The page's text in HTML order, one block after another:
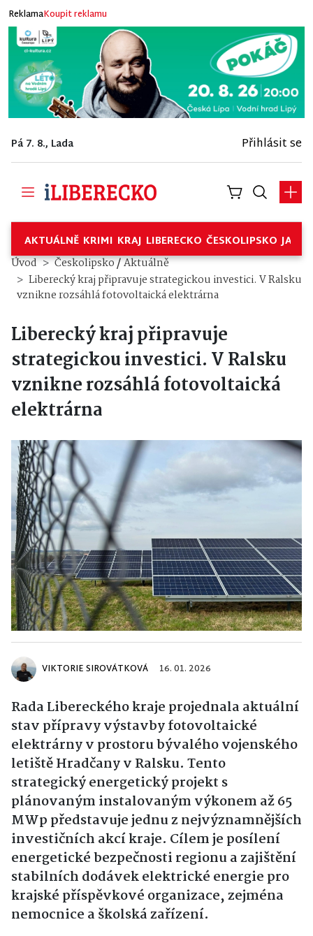
ReklamaKoupit reklamu
Pá 7. 8., Lada Přihlásit se
AKTUÁLNĚ KRIMI KRAJ LIBERECKO ČESKOLIPSKO
Úvod Českolipsko/Aktuálně
Liberecký kraj připravuje strategickou investici. V Ralsku
vznikne rozsáhlá fotovoltaická elektrárna
Liberecký kraj připravuje
strategickou investici. V Ralsku
vznikne rozsáhlá fotovoltaická
elektrárna
VIKTORIE SIROVÁTKOVÁ 16. 01. 2026
Rada Libereckého kraje projednala aktuální
stav přípravy výstavby fotovoltaické
elektrárny v prostoru bývalého vojenského
letiště Hradčany v Ralsku. Tento
strategický energetický projekt s
plánovaným instalovaným výkonem až 65
MWp představuje jednu z nejvýznamnějších
investičních akcí kraje. Cílem je posílení
energetické bezpečnosti regionu a zajištění
stabilních dodávek elektrické energie pro
krajské příspěvkové organizace, zejména
nemocnice a školská zařízení.